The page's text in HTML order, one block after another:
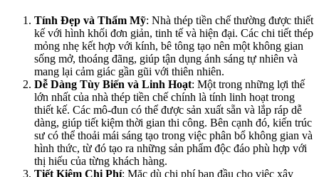
Tính Đẹp và Thẩm Mỹ: Nhà thép tiền chế thường được thiết
kế với hình khối đơn giản, tinh tế và hiện đại. Các chi tiết thép
mỏng nhẹ kết hợp với kính, bê tông tạo nên một không gian
sống mở, thoáng đãng, giúp tận dụng ánh sáng tự nhiên và
mang lại cảm giác gần gũi với thiên nhiên.
Dễ Dàng Tùy Biến và Linh Hoạt: Một trong những lợi thế
lớn nhất của nhà thép tiền chế chính là tính linh hoạt trong
thiết kế. Các mô-đun có thể được sản xuất sẵn và lắp ráp dễ
dàng, giúp tiết kiệm thời gian thi công. Bên cạnh đó, kiến trúc
sư có thể thoải mái sáng tạo trong việc phân bổ không gian và
hình thức, từ đó tạo ra những sản phẩm độc đáo phù hợp với
thị hiếu của từng khách hàng.
Tiết Kiệm Chi Phí: Mặc dù chi phí ban đầu cho việc xây